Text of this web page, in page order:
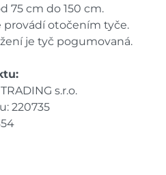
75 cm do 150 cm.
provádí otočením tyče.
je tyč pogumovaná.
s.r.o.
220735